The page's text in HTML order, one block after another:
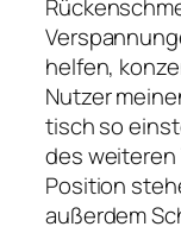
helfen,
Nutzer
tisch so
des weiteren
Position
außerdem